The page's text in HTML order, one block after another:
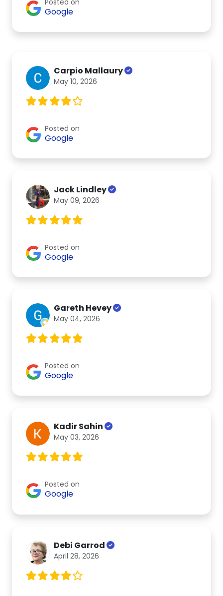
Google
Carpio Mallaury
May 10, 2026
Posted on
Google
Jack Lindley
May 09, 2026
Posted on
Google
Gareth Hevey
May 04, 2026
Posted on
Google
Kadir Sahin
May 03, 2026
Posted on
Google
Debi Garrod
April 28, 2026